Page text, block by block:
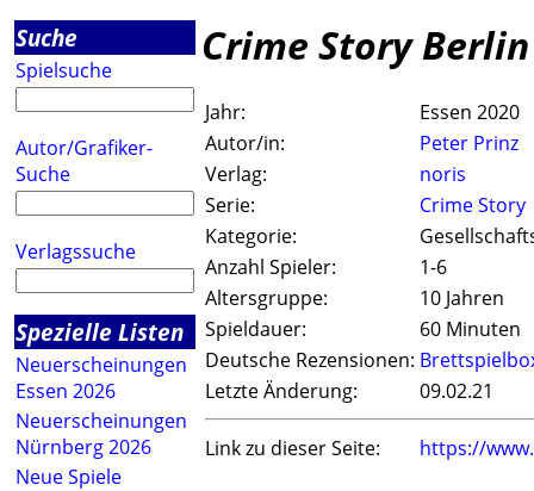
Suche
Spielsuche
Autor/Grafiker-
Suche
Verlagssuche
Spezielle Listen
Neuerscheinungen
Essen 2026
Neuerscheinungen
Nürnberg 2026
Neue Spiele
Crime Story Berlin
Jahr:
Essen 2020
Autor/in:
Peter Prinz
Verlag:
noris
Serie:
Crime Story
Kategorie:
Anzahl Spieler:
1-6
Altersgruppe:
10 Jahren
Spieldauer:
60 Minuten
Deutsche Rezensionen:
Letzte Änderung:
09.02.21
Link zu dieser Seite: https://